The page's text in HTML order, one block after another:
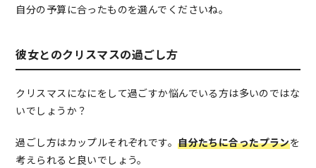
自分の予算に合ったものを選んでくださいね。
彼女とのクリスマスの過ごし方
クリスマスになにをして過ごすか悩んでいる方は多いのではな
いでしょうか？
過ごし方はカップルそれぞれです。自分たちに合ったプランを
考えられると良いでしょう。